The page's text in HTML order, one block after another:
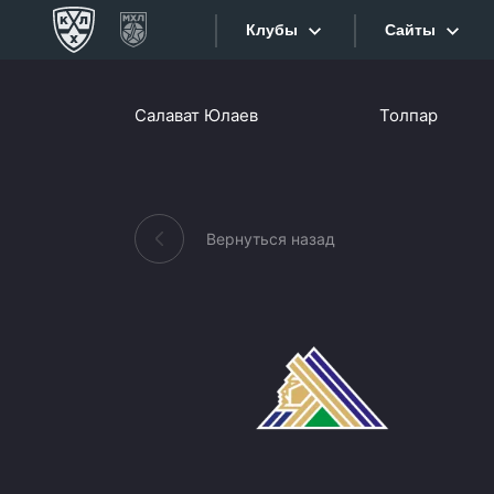
Клубы
Конференция «Запад»
Дивизион Тарасова
Динамо Мн
Сайты
Сайты
Салават Юлаев Толпар
Вернуться назад